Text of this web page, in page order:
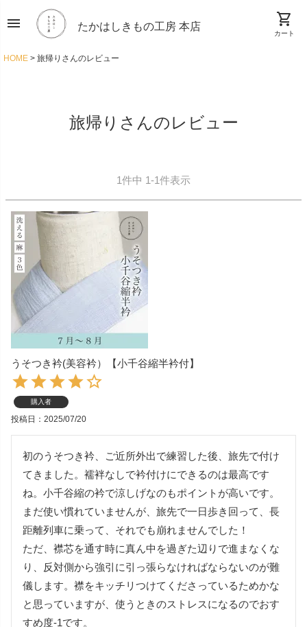
menu たかはしきもの工房 本店 shopping_cart
カート
HOME 旅帰りさんのレビュー
旅帰りさんのレビュー
1件中 1-1件表示
うそつき衿(美容衿）【小千谷縮半衿付】
購入者
投稿日 2025/07/20
初のうそつき衿、ご近所外出で練習した後、旅先で付け
てきました。襦袢なしで衿付けにできるのは最高です
ね。小千谷縮の衿で涼しげなのもポイントが高いです。
まだ使い慣れていませんが、旅先で一日歩き回って、長
距離列車に乗って、それでも崩れませんでした！
ただ、襟芯を通す時に真ん中を過ぎた辺りで進まなくな
り、反対側から強引に引っ張らなければならないのが難
儀します。襟をキッチリつけてくださっているためかな
と思っていますが、使うときのストレスになるのでおす
すめ度-1です。